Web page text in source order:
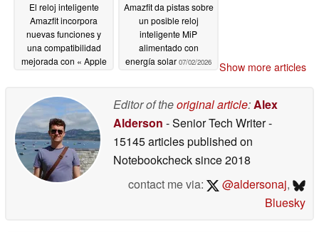
El reloj inteligente
Amazfit incorpora
nuevas funciones y
una compatibilidad
mejorada con « Apple
Amazfit da pistas sobre
un posible reloj
inteligente MiP
alimentado con
energía solar 07/02/2026 Show more articles
Editor of theoriginal article:Alex
Alderson - Senior Tech Writer-
15145 articles published on
Notebookchecksince 2018
contact me via:
@aldersonaj,
Bluesky